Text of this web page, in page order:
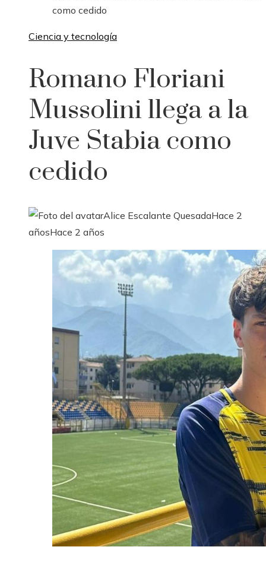
como cedido
Ciencia y tecnología
Romano Floriani
Mussolini llega a la
Juve Stabia como
cedido
Alice Escalante QuesadaHace 2
añosHace 2 años